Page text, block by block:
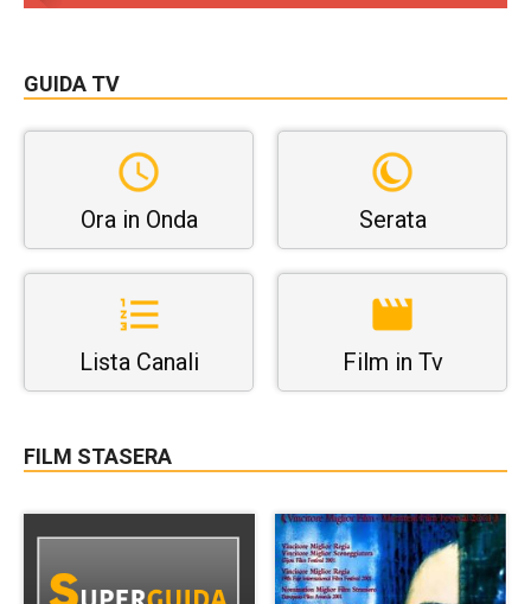
GUIDA TV
Ora in Onda Serata
Lista Canali Film in Tv
FILM STASERA